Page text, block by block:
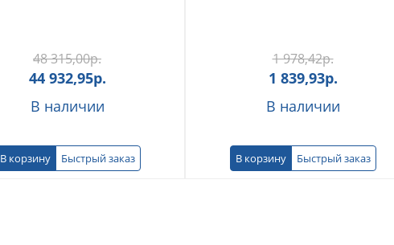
48 315,00р.
44 932,95р.
В наличии
В корзину Быстрый заказ
1 978,42р.
1 839,93р.
В наличии
В корзину Быстрый заказ